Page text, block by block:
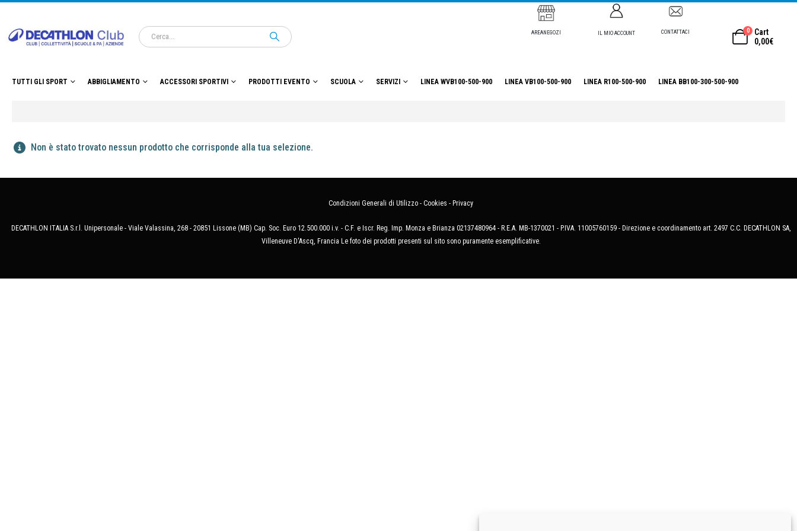
AREANEGOZI IL MIO ACCOUNT CONTATTACI 0
Cart
0,00€
TUTTI GLI SPORT ABBIGLIAMENTO ACCESSORI SPORTIVI PRODOTTI EVENTO SCUOLA SERVIZI LINEA WVB100-500-900 LINEA VB100-500-900 LINEA R100-500-900 LINEA BB100-300-500-900
Non è stato trovato nessun prodotto che corrisponde alla tua selezione.
Condizioni Generali di Utilizzo - Cookies - Privacy
DECATHLON ITALIA S.r.l. Unipersonale - Viale Valassina, 268 - 20851 Lissone (MB) Cap. Soc. Euro 12.500.000 i.v. - C.F. e Iscr. Reg. Imp. Monza e Brianza 02137480964 - R.E.A. MB-1370021 - P.IVA. 11005760159 - Direzione e coordinamento art. 2497 C.C. DECATHLON SA,
Villeneuve D'Ascq, Francia Le foto dei prodotti presenti sul sito sono puramente esemplificative.